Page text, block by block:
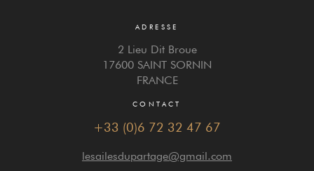
ADRESSE
2 Lieu Dit Broue
17600 SAINT SORNIN
FRANCE
CONTACT
+33 (0)6 72 32 47 67
lesailesdupartage@gmail.com